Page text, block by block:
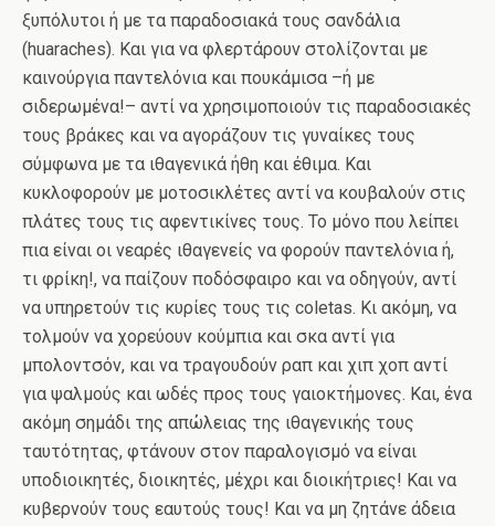
ξυπόλυτοι ή με τα παραδοσιακά τους σανδάλια
(huaraches). Και για να φλερτάρουν στολίζονται με
καινούργια παντελόνια και πουκάμισα –ή με
σιδερωμένα!– αντί να χρησιμοποιούν τις παραδοσιακές
τους βράκες και να αγοράζουν τις γυναίκες τους
σύμφωνα με τα ιθαγενικά ήθη και έθιμα. Και
κυκλοφορούν με μοτοσικλέτες αντί να κουβαλούν στις
πλάτες τους τις αφεντικίνες τους. Το μόνο που λείπει
πια είναι οι νεαρές ιθαγενείς να φορούν παντελόνια ή,
τι φρίκη!, να παίζουν ποδόσφαιρο και να οδηγούν, αντί
να υπηρετούν τις κυρίες τους τις coletas. Κι ακόμη, να
τολμούν να χορεύουν κούμπια και σκα αντί για
μπολοντσόν, και να τραγουδούν ραπ και χιπ χοπ αντί
για ψαλμούς και ωδές προς τους γαιοκτήμονες. Και, ένα
ακόμη σημάδι της απώλειας της ιθαγενικής τους
ταυτότητας, φτάνουν στον παραλογισμό να είναι
υποδιοικητές, διοικητές, μέχρι και διοικήτριες! Και να
κυβερνούν τους εαυτούς τους! Και να μη ζητάνε άδεια